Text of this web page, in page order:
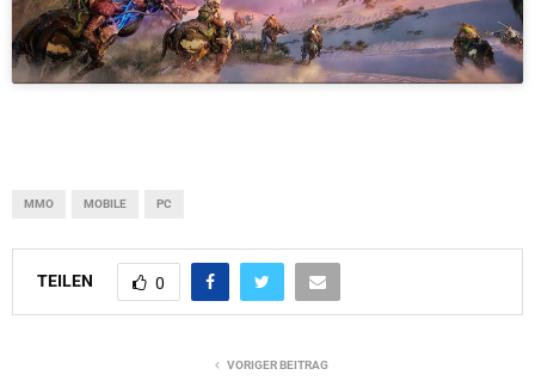
MMO MOBILE PC
TEILEN 0
VORIGER BEITRAG